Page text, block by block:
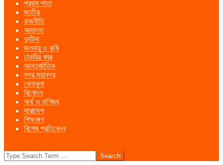
Menu
প্রথম পাতা
জাতীয়
রাজনীতি
আদালত
দুর্ঘটনা
জলবায়ু ও কৃষি
চাকরির খবর
আন্তর্জাতিক
নগর মহানগর
খেলাধুলা
বিনোদন
অর্থ ও বাণিজ্য
সারাদেশ
শিক্ষাঙ্গণ
বিশেষ প্রতিবেদন
Search